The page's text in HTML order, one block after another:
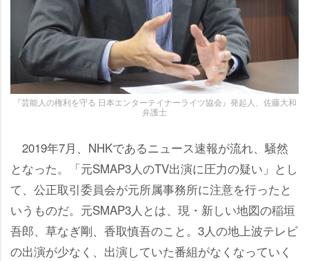
『芸能人の権利を守る 日本エンターテイナーライツ協会』発起人、佐藤大和
弁護士
2019年7月、NHKであるニュース速報が流れ、騒然
となった。「元SMAP3人のTV出演に圧力の疑い」とし
て、公正取引委員会が元所属事務所に注意を行ったと
いうものだ。元SMAP3人とは、現・新しい地図の稲垣
吾郎、草なぎ剛、香取慎吾のこと。3人の地上波テレビ
の出演が少なく、出演していた番組がなくなっていく